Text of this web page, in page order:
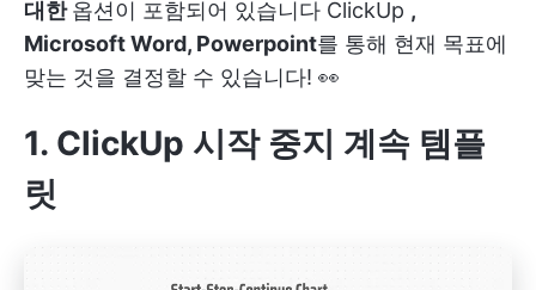
대한옵션이 포함되어 있습니다 ClickUp ,
Microsoft Word, Powerpoint를 통해 현재 목표에
맞는 것을 결정할 수 있습니다! 👀
1. ClickUp 시작 중지 계속 템플
릿